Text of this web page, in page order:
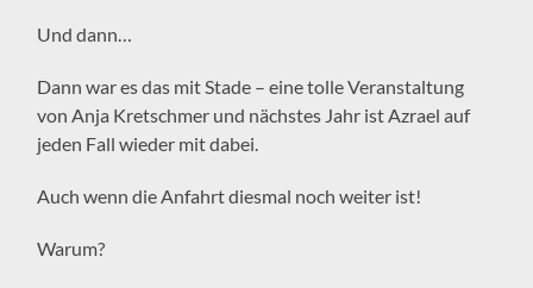
Und dann…
Dann war es das mit Stade – eine tolle Veranstaltung
von Anja Kretschmer und nächstes Jahr ist Azrael auf
jeden Fall wieder mit dabei.
Auch wenn die Anfahrt diesmal noch weiter ist!
Warum?